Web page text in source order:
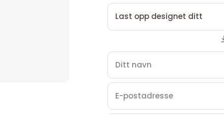
Last opp designet ditt